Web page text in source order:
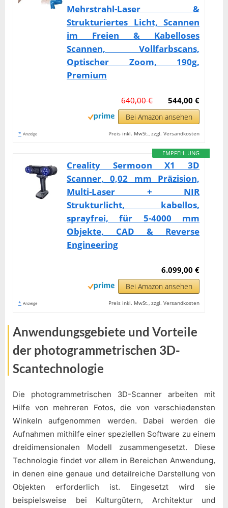
Mehrstrahl-Laser &
Strukturiertes Licht, Scannen
im Freien & Kabelloses
Scannen, Vollfarbscans,
Optischer Zoom, 190g,
Premium
544,00 €
640,00 €
Bei Amazon ansehen
* Anzeige Preis inkl. MwSt., zzgl. Versandkosten
EMPFEHLUNG
Creality Sermoon X1 3D
Scanner, 0,02 mm Präzision,
Multi-Laser + NIR
Strukturlicht, kabellos,
sprayfrei, für 5-4000 mm
Objekte, CAD & Reverse
Engineering
6.099,00 €
Bei Amazon ansehen
* Anzeige Preis inkl. MwSt., zzgl. Versandkosten
Anwendungsgebiete und Vorteile
der photogrammetrischen 3D-
Scantechnologie
Die photogrammetrischen 3D-Scanner arbeiten mit
Hilfe von mehreren Fotos, die von verschiedensten
Winkeln aufgenommen werden. Dabei werden die
Aufnahmen mithilfe einer speziellen Software zu einem
dreidimensionalen Modell zusammengesetzt. Diese
Technologie findet vor allem in Bereichen Anwendung,
in denen eine genaue und detailreiche Darstellung von
Objekten erforderlich ist. Eingesetzt wird sie
beispielsweise bei Kulturgütern, Architektur und